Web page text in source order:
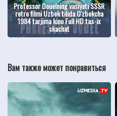
Professor Douelning vasiyati SSSR
retro filmi Uzbek tilida O'zbekcha
1984 tarjima kino Full HD tas-ix
skachat
Вам также может понравиться